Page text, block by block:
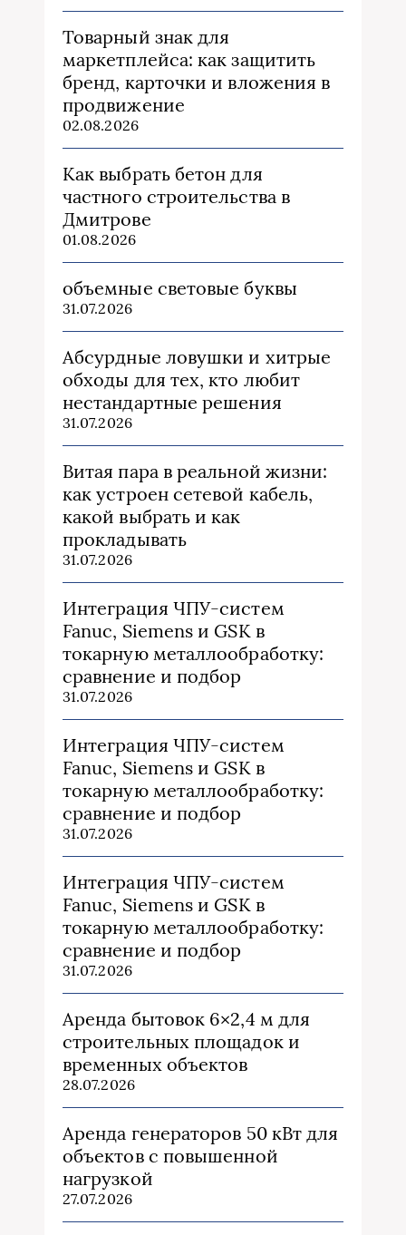
Товарный знак для
маркетплейса: как защитить
бренд, карточки и вложения в
продвижение
02.08.2026
Как выбрать бетон для
частного строительства в
Дмитрове
01.08.2026
объемные световые буквы
31.07.2026
Абсурдные ловушки и хитрые
обходы для тех, кто любит
нестандартные решения
31.07.2026
Витая пара в реальной жизни:
как устроен сетевой кабель,
какой выбрать и как
прокладывать
31.07.2026
Интеграция ЧПУ-систем
Fanuc, Siemens и GSK в
токарную металлообработку:
сравнение и подбор
31.07.2026
Интеграция ЧПУ-систем
Fanuc, Siemens и GSK в
токарную металлообработку:
сравнение и подбор
31.07.2026
Интеграция ЧПУ-систем
Fanuc, Siemens и GSK в
токарную металлообработку:
сравнение и подбор
31.07.2026
Аренда бытовок 6×2,4 м для
строительных площадок и
временных объектов
28.07.2026
Аренда генераторов 50 кВт для
объектов с повышенной
нагрузкой
27.07.2026